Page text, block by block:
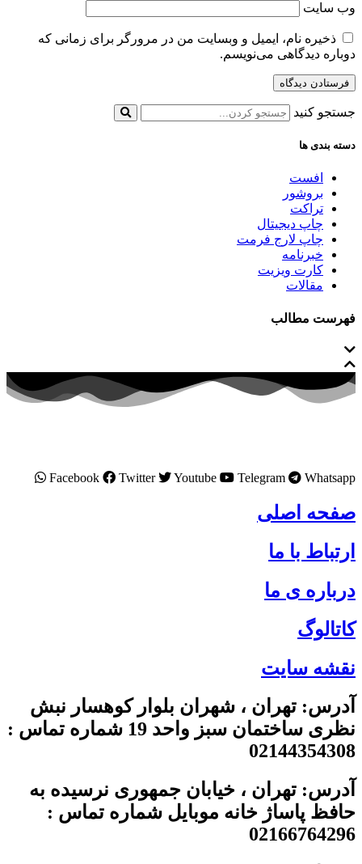
وب‌ سایت
ذخیره نام، ایمیل و وبسایت من در مرورگر برای زمانی که
دوباره دیدگاهی می‌نویسم.
جستجو کنید
دسته بندی ها
افست
بروشور
تراکت
چاپ دیجیتال
چاپ لارج فرمت
خبرنامه
کارت ویزیت
مقالات
فهرست مطالب
Facebook Twitter Youtube Telegram Whatsapp
صفحه اصلی
ارتباط با ما
درباره ی ما
کاتالوگ
نقشه سایت
آدرس: تهران ، شهران بلوار کوهسار نبش
نظری ساختمان سبز واحد 19 شماره تماس :
02144354308
آدرس: تهران ، خیابان جمهوری نرسیده به
حافظ پاساژ خانه موبایل شماره تماس :
02166764296